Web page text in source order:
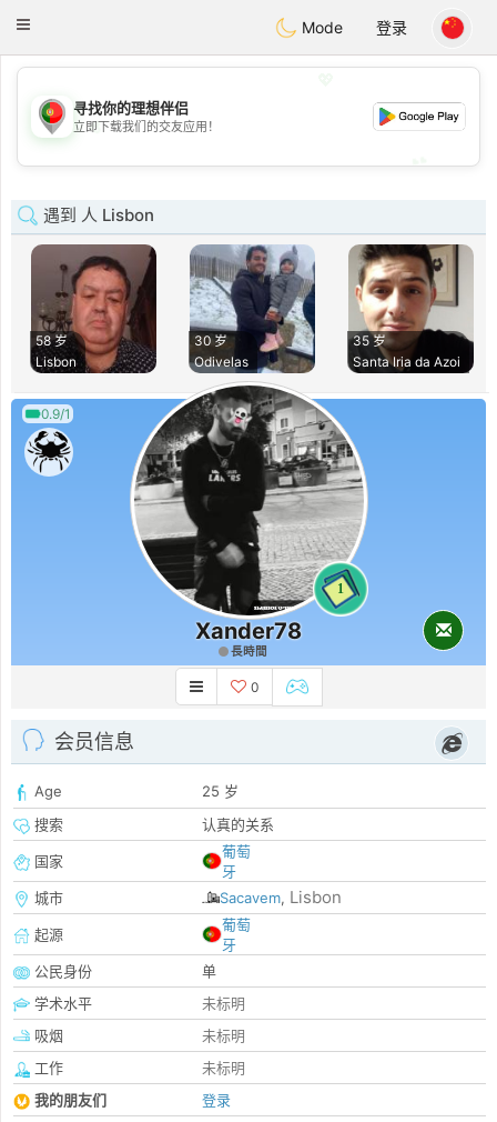
Portugues
Toggle
Mode 登录
💖
💕
寻找你的理想伴侣
立即下载我们的交友应用！
遇到 人 Lisbon
58 岁
Lisbon
30 岁
Odivelas
35 岁
Santa Iria da Azoi
0.9/1
1
Xander78
長時間
0
会员信息
Age
25 岁
搜索
认真的关系
国家
葡萄
牙
城市
Sacavem, Lisbon
起源
葡萄
牙
公民身份
单
学术水平
未标明
吸烟
未标明
工作
未标明
我的朋友们
登录